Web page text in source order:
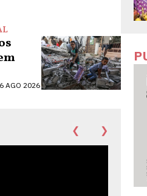
AGO 2026
❮ ❯